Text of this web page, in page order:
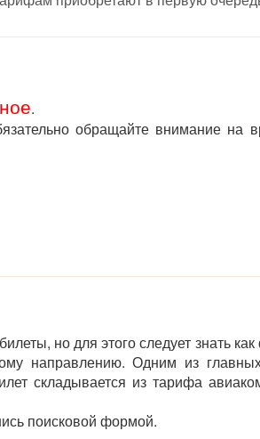
.
обращайте внимание на
но для этого следует знать
направлению. Одним из
складывается из тарифа
поисковой формой.